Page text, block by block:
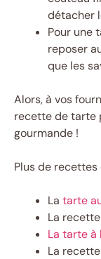
détacher
Pour une
reposer
que les
Alors, à vos
recette de tarte
gourmande !
Plus de
La tarte
La
La tarte à
La